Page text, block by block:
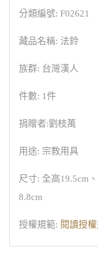
分類編號: F02621
藏品名稱: 法鈴
族群: 台灣漢人
件數: 1件
捐贈者:劉枝萬
用途: 宗教用具
尺寸: 全高19.5cm
8.8cm
授權規範: 閱讀授